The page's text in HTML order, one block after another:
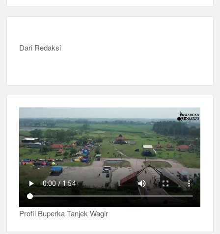
Dari Redaksi
Profil Buperka Tanjek Wagir